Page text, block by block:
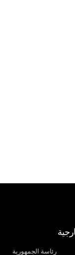
رئاسة الجمهورية